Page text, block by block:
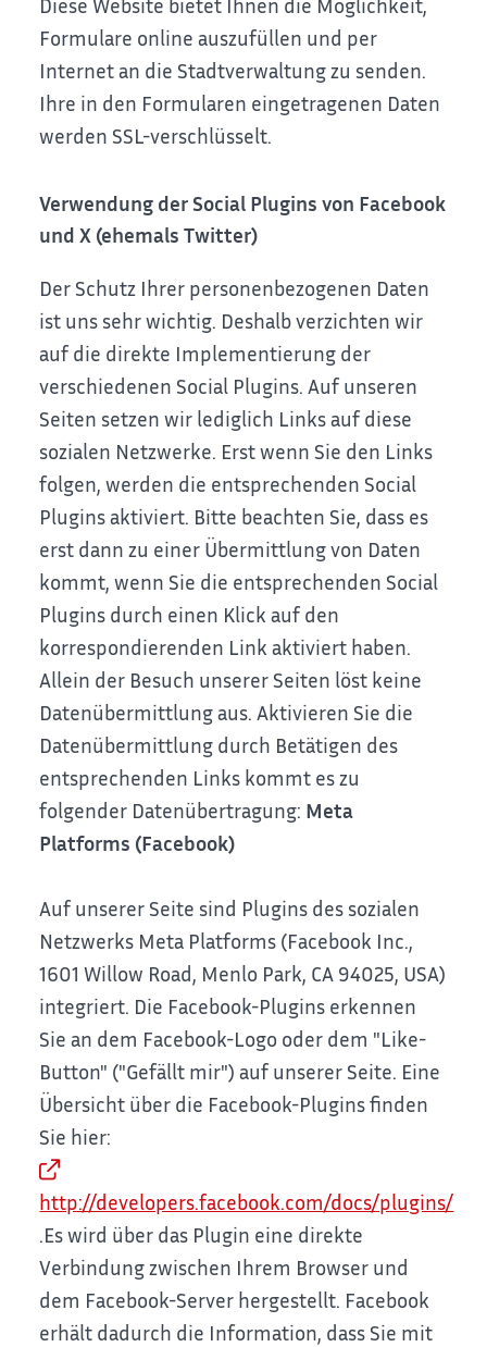
Formulare online auszufüllen und per
Internet an die Stadtverwaltung zu senden.
Ihre in den Formularen eingetragenen Daten
werden SSL-verschlüsselt.
Verwendung der Social Plugins von Facebook
und X (ehemals Twitter)
Der Schutz Ihrer personenbezogenen Daten
ist uns sehr wichtig. Deshalb verzichten wir
auf die direkte Implementierung der
verschiedenen Social Plugins. Auf unseren
Seiten setzen wir lediglich Links auf diese
sozialen Netzwerke. Erst wenn Sie den Links
folgen, werden die entsprechenden Social
Plugins aktiviert. Bitte beachten Sie, dass es
erst dann zu einer Übermittlung von Daten
kommt, wenn Sie die entsprechenden Social
Plugins durch einen Klick auf den
korrespondierenden Link aktiviert haben.
Allein der Besuch unserer Seiten löst keine
Datenübermittlung aus. Aktivieren Sie die
Datenübermittlung durch Betätigen des
entsprechenden Links kommt es zu
folgender Datenübertragung: Meta
Platforms (Facebook)
Auf unserer Seite sind Plugins des sozialen
Netzwerks Meta Platforms (Facebook Inc.,
1601 Willow Road, Menlo Park, CA 94025, USA)
integriert. Die Facebook-Plugins erkennen
Sie an dem Facebook-Logo oder dem "Like-
Button" ("Gefällt mir") auf unserer Seite. Eine
Übersicht über die Facebook-Plugins finden
Sie hier:
http://developers.facebook.com/docs/plugins/
.Es wird über das Plugin eine direkte
Verbindung zwischen Ihrem Browser und
dem Facebook-Server hergestellt. Facebook
erhält dadurch die Information, dass Sie mit